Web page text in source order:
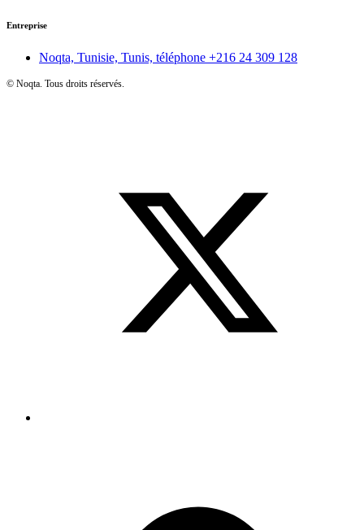
Entreprise
Noqta, Tunisie, Tunis, téléphone +216 24 309 128
© Noqta. Tous droits réservés.